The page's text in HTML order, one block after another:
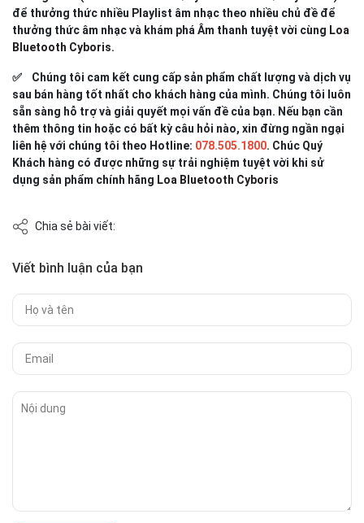
để thưởng thức nhiều Playlist âm nhạc theo nhiều chủ đề để
thưởng thức âm nhạc và khám phá Âm thanh tuyệt vời cùng Loa
Bluetooth Cyboris.
✅ Chúng tôi cam kết cung cấp sản phẩm chất lượng và dịch vụ
sau bán hàng tốt nhất cho khách hàng của mình. Chúng tôi luôn
sẵn sàng hỗ trợ và giải quyết mọi vấn đề của bạn. Nếu bạn cần
thêm thông tin hoặc có bất kỳ câu hỏi nào, xin đừng ngần ngại
liên hệ với chúng tôi theo Hotline: 078.505.1800. Chúc Quý
Khách hàng có được những sự trải nghiệm tuyệt vời khi sử
dụng sản phẩm chính hãng Loa Bluetooth Cyboris
Chia sẻ bài viết:
Viết bình luận của bạn